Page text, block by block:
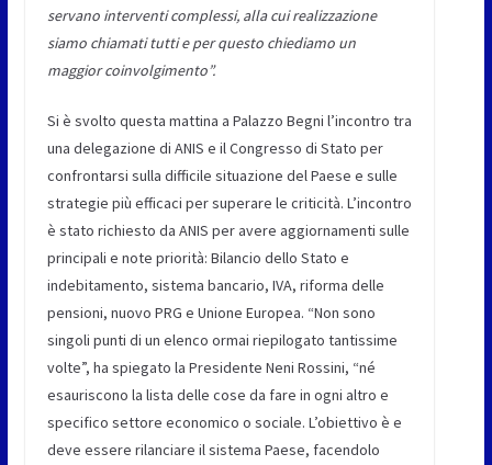
servano interventi complessi, alla cui realizzazione
siamo chiamati tutti e per questo chiediamo un
maggior coinvolgimento”.
Si è svolto questa mattina a Palazzo Begni l’incontro tra
una delegazione di ANIS e il Congresso di Stato per
confrontarsi sulla difficile situazione del Paese e sulle
strategie più efficaci per superare le criticità. L’incontro
è stato richiesto da ANIS per avere aggiornamenti sulle
principali e note priorità: Bilancio dello Stato e
indebitamento, sistema bancario, IVA, riforma delle
pensioni, nuovo PRG e Unione Europea. “Non sono
singoli punti di un elenco ormai riepilogato tantissime
volte”, ha spiegato la Presidente Neni Rossini, “né
esauriscono la lista delle cose da fare in ogni altro e
specifico settore economico o sociale. L’obiettivo è e
deve essere rilanciare il sistema Paese, facendolo